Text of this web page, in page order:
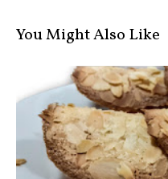
You Might Also Like